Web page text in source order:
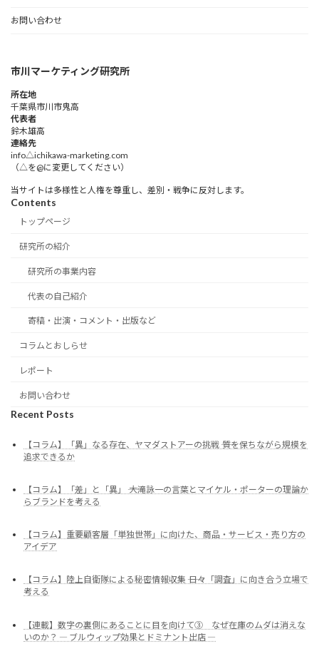
お問い合わせ
市川マーケティング研究所
所在地
千葉県市川市鬼高
代表者
鈴木雄高​
連絡先
info△ichikawa-marketing.com
（△を@に変更してください）
当サイトは多様性と人権を尊重し、差別・戦争に反対します。
Contents
トップページ
研究所の紹介
研究所の事業内容
代表の自己紹介
寄稿・出演・コメント・出版など
コラムとおしらせ
レポート
お問い合わせ
Recent Posts
【コラム】「異」なる存在、ヤマダストアーの挑戦 ―― 質を保ちながら規模を
追求できるか
【コラム】「差」と「異」 ―― 大滝詠一の言葉とマイケル・ポーターの理論か
らブランドを考える
【コラム】重要顧客層「単独世帯」に向けた、商品・サービス・売り方の
アイデア
【コラム】陸上自衛隊による秘密情報収集 ―― 日々「調査」に向き合う立場で
考える
【連載】数字の裏側にあることに目を向けて③ なぜ在庫のムダは消えな
いのか？ ― ブルウィップ効果とドミナント出店 ―